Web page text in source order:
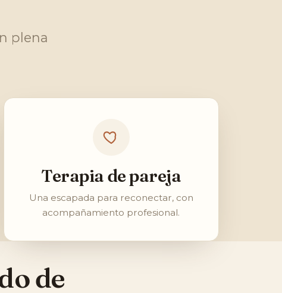
plena
Terapia de pareja
Una escapada para reconectar, con
acompañamiento profesional.
de